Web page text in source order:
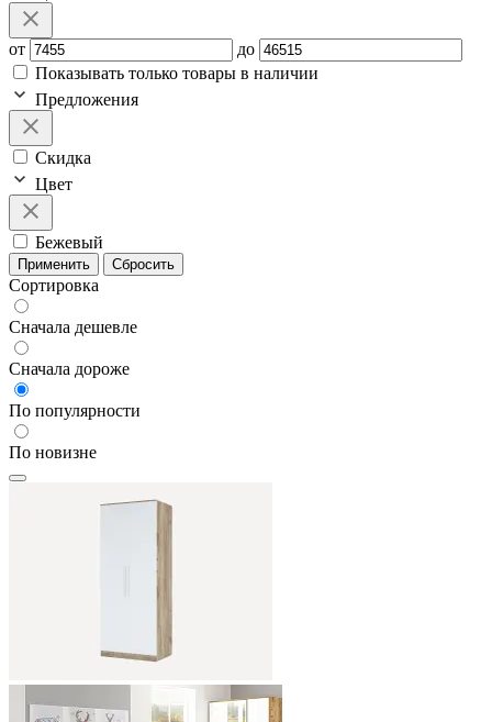
от
до
Показывать только товары в наличии
Предложения
Скидка
Цвет
Бежевый
Применить Сбросить
Сортировка
Сначала дешевле
Сначала дороже
По популярности
По новизне